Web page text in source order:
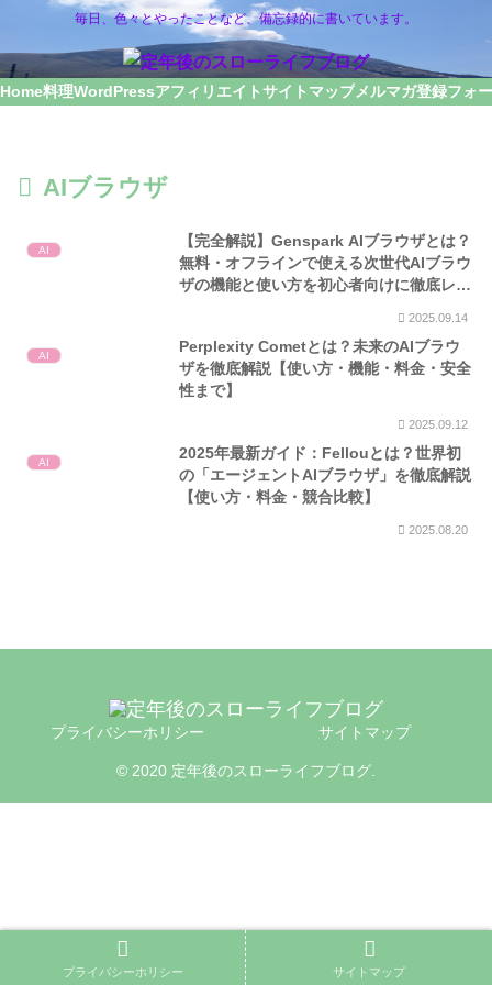
毎日、色々とやったことなど、備忘録的に書いています。
Home料理WordPressアフィリエイトサイトマップメルマガ登録フォ
AIブラウザ
AI
【完全解説】Genspark AIブラウザとは？
無料・オフラインで使える次世代AIブラウ
ザの機能と使い方を初心者向けに徹底レビ
2025.09.14
AI
Perplexity Cometとは？未来のAIブラウ
ザを徹底解説【使い方・機能・料金・安全
性まで】
2025.09.12
AI
2025年最新ガイド：Fellouとは？世界初
の「エージェントAIブラウザ」を徹底解説
【使い方・料金・競合比較】
2025.08.20
プライバシーホリシー サイトマップ
© 2020 定年後のスローライフブログ.
プライバシーホリシー サイトマップ